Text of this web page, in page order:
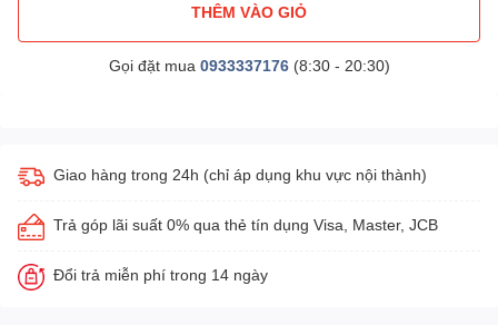
THÊM VÀO GIỎ
Gọi đặt mua 0933337176(8:30 - 20:30)
Giao hàng trong 24h (chỉ áp dụng khu vực nội thành)
Trả góp lãi suất 0% qua thẻ tín dụng Visa, Master, JCB
Đổi trả miễn phí trong 14 ngày